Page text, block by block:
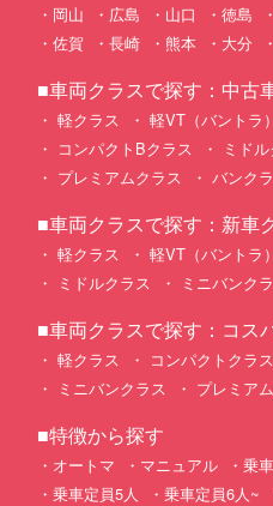
岡山
広島 山口 徳島
佐賀
長崎 熊本 大分
■車両クラスで探す：中古
軽クラス 軽VT（バントラ
コンパクトBクラス
ミド
プレミアムクラス
バンク
■車両クラスで探す：新車
軽クラス 軽VT（バントラ
ミドルクラス
ミニバンク
■車両クラスで探す：コス
軽クラス コンパクトクラス
ミニバンクラス
プレミア
■特徴から探す
オートマ マニュアル 乗
乗車定員5人
乗車定員6人~